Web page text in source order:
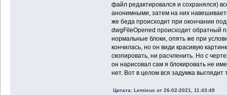
файл редактировался и сохранялся)
анонимными, затем на них
же беда происходит при окончании
dwgFileOpened происходит обратный
нормальные блоки, опять же при
кончилась, но он види красивую
скопировать, ни расчленить. Но с
он нарисовал сам я блокировать не
нет. Вот в целом вся задумка выглядит
Цитата: Lemieux от 26-02-2021, 11:43:49